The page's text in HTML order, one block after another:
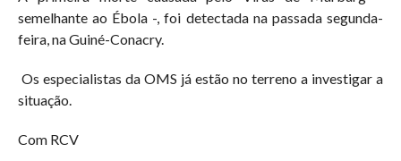
semelhante ao Ébola -, foi detectada na passada segunda-
feira, na Guiné-Conacry.
Os especialistas da OMS já estão no terreno a investigar a
situação.
Com RCV